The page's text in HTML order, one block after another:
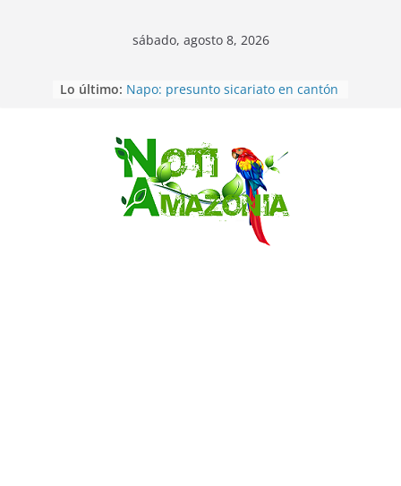
Saltar
sábado, agosto 8, 2026
Lo último: Napo: presunto sicariato en cantón
desaparecidos fueron encontrados
muertos en Puerto lopez
Sentencian a 34 años de prisión a
implicados en caso de Alison,
oriunda de Tena
Vozinha, el arquero sensación de
cabo Verde, ya llegó para